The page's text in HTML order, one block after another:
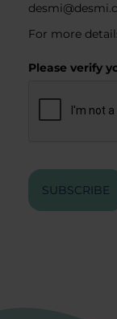
For more
Please verify
SUBSCRIBE